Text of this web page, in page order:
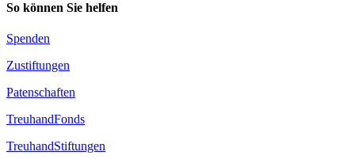
So können Sie helfen
Spenden
Zustiftungen
Patenschaften
TreuhandFonds
TreuhandStiftungen